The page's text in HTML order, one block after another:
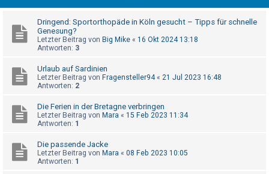
R
e
g
s
i
e
e
n
Dringend: Sportorthopäde in Köln gesucht – Tipps für schnelle
Genesung?
Letzter Beitrag von Big Mike « 16 Okt 2024 13:18
Antworten: 3
Urlaub auf Sardinien
Letzter Beitrag von Fragensteller94« 21 Jul 2023 16:48
Antworten: 2
Die Ferien in der Bretagne verbringen
Letzter Beitrag von Mara « 15 Feb 2023 11:34
Antworten: 1
Die passende Jacke
Letzter Beitrag von Mara « 08 Feb 2023 10:05
Antworten: 1